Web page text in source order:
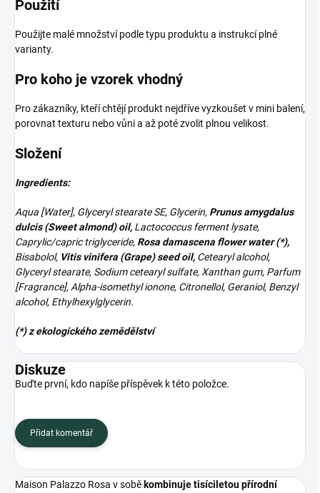
Použití
Použijte malé množství podle typu produktu a instrukcí plné
varianty.
Pro koho je vzorek vhodný
Pro zákazníky, kteří chtějí produkt nejdříve vyzkoušet v mini balení,
porovnat texturu nebo vůni a až poté zvolit plnou velikost.
Složení
Ingredients:
Aqua [Water], Glyceryl stearate SE, Glycerin, Prunus amygdalus
dulcis (Sweet almond) oil, Lactococcus ferment lysate,
Caprylic/capric triglyceride, Rosa damascena flower water (*),
Bisabolol, Vitis vinifera (Grape) seed oil, Cetearyl alcohol,
Glyceryl stearate, Sodium cetearyl sulfate, Xanthan gum, Parfum
[Fragrance], Alpha-isomethyl ionone, Citronellol, Geraniol, Benzyl
alcohol, Ethylhexylglycerin.
(*) z ekologického zemědělství
Diskuze
Buďte první, kdo napíše příspěvek k této položce.
Přidat komentář
Maison Palazzo Rosa v sobě kombinuje tisíciletou přírodní